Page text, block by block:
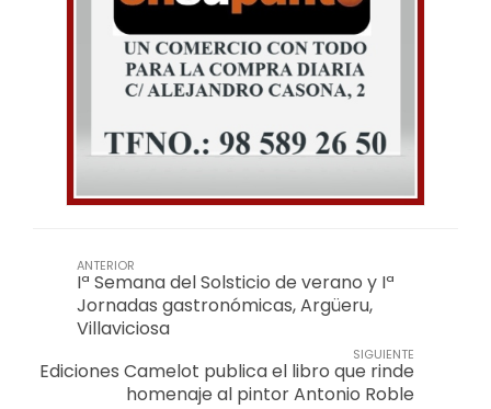
ANTERIOR
Iª Semana del Solsticio de verano y Iª
Jornadas gastronómicas, Argüeru,
Villaviciosa
SIGUIENTE
Ediciones Camelot publica el libro que rinde
homenaje al pintor Antonio Roble